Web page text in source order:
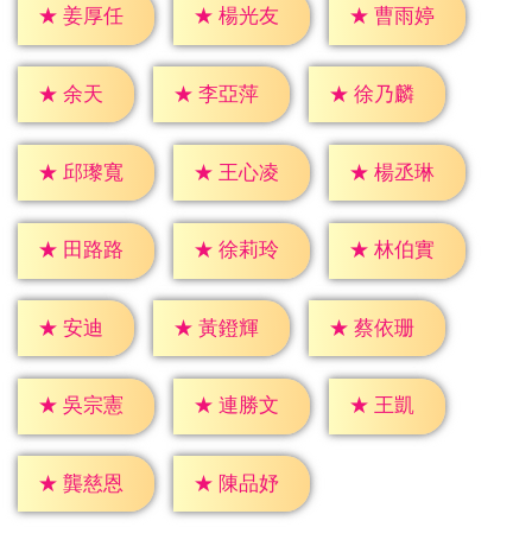
★ 姜厚任 ★ 楊光友 ★ 曹雨婷
★ 余天 ★ 李亞萍 ★ 徐乃麟
★ 邱瓈寬 ★ 王心凌 ★ 楊丞琳
★ 田路路 ★ 徐莉玲 ★ 林伯實
★ 安迪 ★ 黃鐙輝 ★ 蔡依珊
★ 吳宗憲 ★ 連勝文 ★ 王凱
★ 龔慈恩 ★ 陳品妤